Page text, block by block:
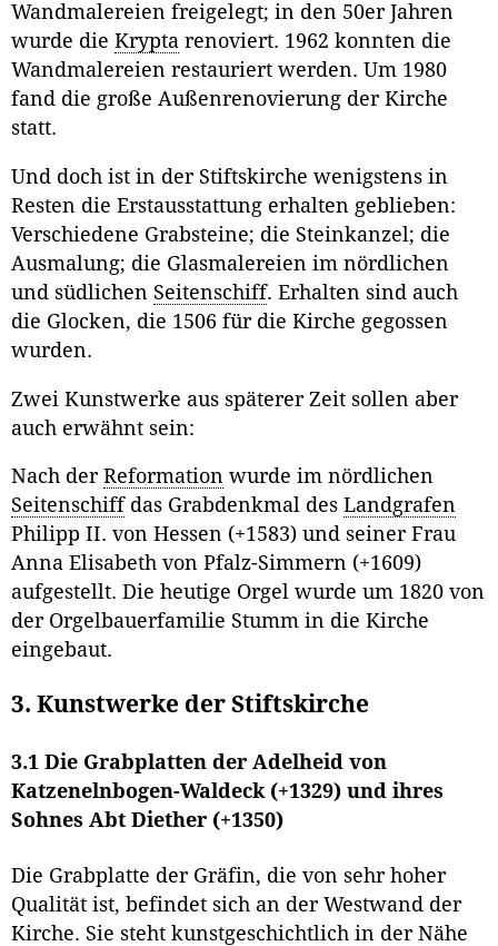
Wandmalereien freigelegt; in den 50er Jahren
wurde die Krypta renoviert. 1962 konnten die
Wandmalereien restauriert werden. Um 1980
fand die große Außenrenovierung der Kirche
statt.
Und doch ist in der Stiftskirche wenigstens in
Resten die Erstausstattung erhalten geblieben:
Verschiedene Grabsteine; die Steinkanzel; die
Ausmalung; die Glasmalereien im nördlichen
und südlichen Seitenschiff. Erhalten sind auch
die Glocken, die 1506 für die Kirche gegossen
wurden.
Zwei Kunstwerke aus späterer Zeit sollen aber
auch erwähnt sein:
Nach der Reformation wurde im nördlichen
Seitenschiffdas Grabdenkmal des Landgrafen
Philipp II. von Hessen (+1583) und seiner Frau
Anna Elisabeth von Pfalz-Simmern (+1609)
aufgestellt. Die heutige Orgel wurde um 1820 von
der Orgelbauerfamilie Stumm in die Kirche
eingebaut.
3. Kunstwerke der Stiftskirche
3.1 Die Grabplatten der Adelheid von
Katzenelnbogen-Waldeck (+1329) und ihres
Sohnes Abt Diether (+1350)
Die Grabplatte der Gräfin, die von sehr hoher
Qualität ist, befindet sich an der Westwand der
Kirche. Sie steht kunstgeschichtlich in der Nähe